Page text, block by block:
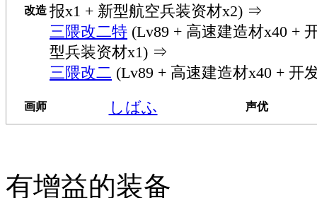
改造 报x1 + 新型航空兵装资材x2) ⇒
三隈改二特 (Lv89 + 高速建造材x40 +
型兵装资材x1) ⇒
三隈改二 (Lv89 + 高速建造材x40 + 开
画师 しばふ 声优
有增益的装备